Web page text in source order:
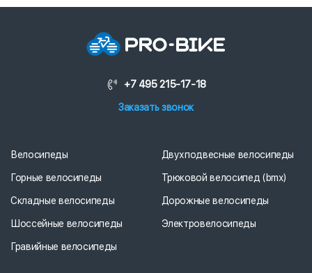
+7 495 215-17-18
Заказать звонок
Велосипеды
Горные велосипеды
Складные велосипеды
Шоссейные велосипеды
Гравийные велосипеды
Двухподвесные велосипеды
Трюковой велосипед (bmx)
Дорожные велосипеды
Электровелосипеды